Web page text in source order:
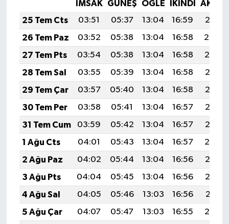
İMSAK GÜNEŞ ÖĞLE İKINDI
25 Tem Cts
03:51 05:37 13:04 16:59
20:21
26 Tem Paz
03:52 05:38 13:04 16:58
20:20
27 Tem Pts
03:54 05:38 13:04 16:58
20:19
28 Tem Sal
03:55 05:39 13:04 16:58
20:18
29 Tem Çar
03:57 05:40 13:04 16:58
20:17
30 Tem Per
03:58 05:41 13:04 16:57
20:16
31 Tem Cum
03:59 05:42 13:04 16:57
20:15
1 Ağu Cts
04:01 05:43 13:04 16:57
20:14
2 Ağu Paz
04:02 05:44 13:04 16:56
20:13
3 Ağu Pts
04:04 05:45 13:04 16:56
20:12
4 Ağu Sal
04:05 05:46 13:03 16:56
20:11
5 Ağu Çar
04:07 05:47 13:03 16:55
20:10